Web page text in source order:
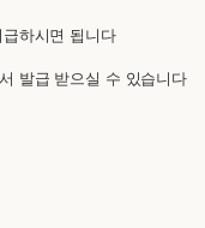
하시면 됩니다
발급 받으실 수 있습니다